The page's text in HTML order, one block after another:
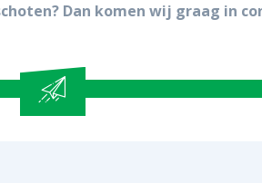
Dan komen wij graag in